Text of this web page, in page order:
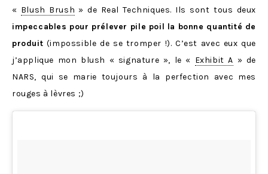
« Blush Brush » de Real Techniques. Ils sont tous deux
impeccables pour prélever pile poil la bonne quantité de
produit (impossible de se tromper !). C’est avec eux que
j’applique mon blush « signature », le « Exhibit A » de
NARS, qui se marie toujours à la perfection avec mes
rouges à lèvres ;)